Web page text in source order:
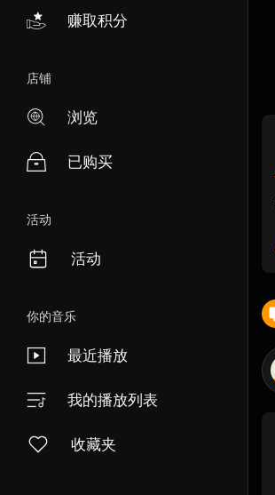
赚取积分
店铺
浏览
已购买
活动
活动
你的音乐
最近播放
我的播放列表
收藏夹